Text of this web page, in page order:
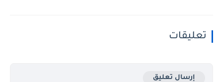
تعليقات
إرسال تعليق